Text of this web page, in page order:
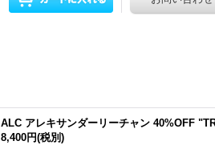
ALC アレキサンダーリーチャン 40%OFF
8,400円(税別)